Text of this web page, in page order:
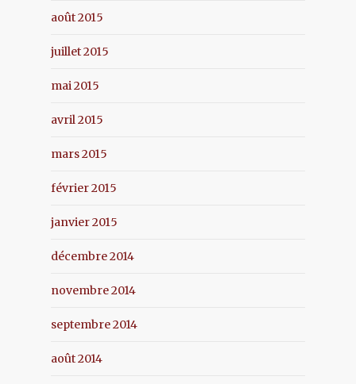
août 2015
juillet 2015
mai 2015
avril 2015
mars 2015
février 2015
janvier 2015
décembre 2014
novembre 2014
septembre 2014
août 2014